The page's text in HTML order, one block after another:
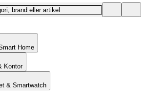
Home
Kontor
& Smartwatch